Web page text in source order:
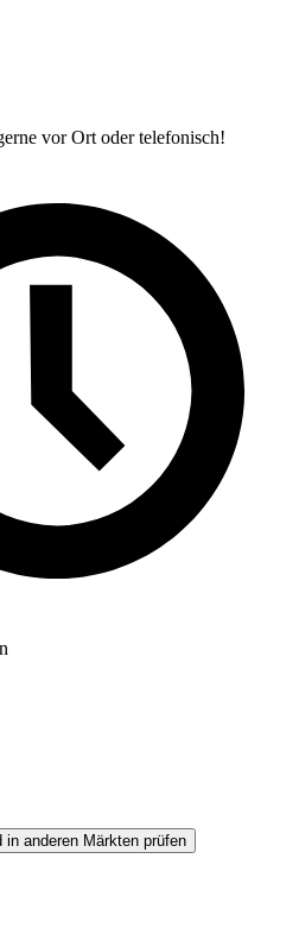
vor Ort oder telefonisch!
in anderen Märkten prüfen